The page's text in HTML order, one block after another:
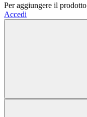
Per aggiungere il
Accedi